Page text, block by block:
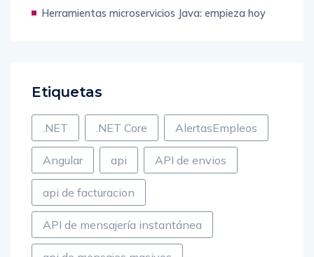
.NET .NET Core AlertasEmpleos
Angular api API de envios
api de facturacion
API de mensajería instantánea